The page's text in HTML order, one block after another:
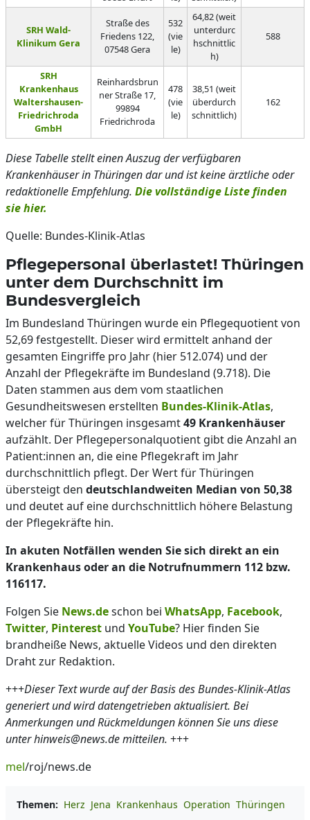
SRH Wald-
Klinikum Gera
Straße des
Friedens 122,
07548 Gera
532
(vie
le)
64,82 (weit
unterdurc
hschnittlic
h)
588
SRH
Krankenhaus
Waltershausen-
Friedrichroda
GmbH
Reinhardsbrun
ner Straße 17,
99894
Friedrichroda
478
(vie
le)
38,51 (weit
überdurch
schnittlich)
162
Diese Tabelle stellt einen Auszug der verfügbaren
Krankenhäuser in Thüringen dar und ist keine ärztliche oder
redaktionelle Empfehlung. Die vollständige Liste finden
sie hier.
Quelle: Bundes-Klinik-Atlas
Pflegepersonal überlastet! Thüringen
unter dem Durchschnitt im
Bundesvergleich
Im Bundesland Thüringen wurde ein Pflegequotient von
52,69 festgestellt. Dieser wird ermittelt anhand der
gesamten Eingriffe pro Jahr (hier 512.074) und der
Anzahl der Pflegekräfte im Bundesland (9.718). Die
Daten stammen aus dem vom staatlichen
Gesundheitswesen erstellten Bundes-Klinik-Atlas,
welcher für Thüringen insgesamt49 Krankenhäuser
aufzählt. Der Pflegepersonalquotient gibt die Anzahl an
Patient:innen an, die eine Pflegekraft im Jahr
durchschnittlich pflegt. Der Wert für Thüringen
übersteigt den deutschlandweiten Median von 50,38
und deutet auf eine durchschnittlich höhere Belastung
der Pflegekräfte hin.
In akuten Notfällen wenden Sie sich direkt an ein
Krankenhaus oder an die Notrufnummern 112 bzw.
116117.
Folgen Sie News.deschon bei WhatsApp, Facebook,
Twitter, Pinterest und YouTube? Hier finden Sie
brandheiße News, aktuelle Videos und den direkten
Draht zur Redaktion.
+++Dieser Text wurde auf der Basis des Bundes-Klinik-Atlas
generiert und wird datengetrieben aktualisiert. Bei
Anmerkungen und Rückmeldungen können Sie uns diese
unter hinweis@news.de mitteilen. +++
mel/roj/news.de
Themen: Herz Jena Krankenhaus Operation Thüringen